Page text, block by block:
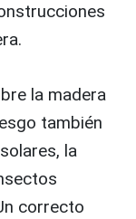
la madera
también
la
correcto